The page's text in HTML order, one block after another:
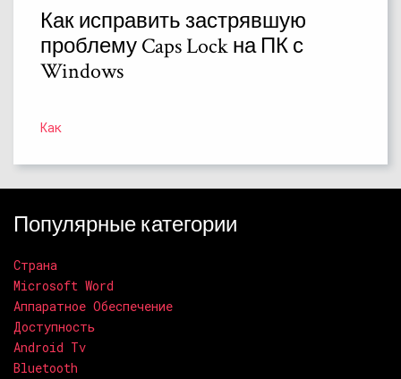
Как исправить застрявшую
проблему Caps Lock на ПК с
Windows
Как
Популярные категории
Страна
Microsoft Word
Аппаратное Обеспечение
Доступность
Android Tv
Bluetooth